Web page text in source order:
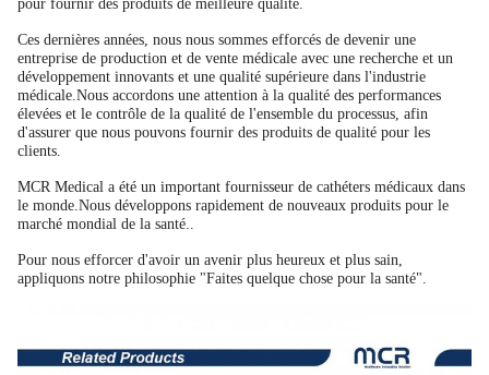
pour fournir des produits de meilleure qualité.
Ces dernières années, nous nous sommes efforcés de devenir une
entreprise de production et de vente médicale avec une recherche et un
développement innovants et une qualité supérieure dans l'industrie
médicale.Nous accordons une attention à la qualité des performances
élevées et le contrôle de la qualité de l'ensemble du processus, afin
d'assurer que nous pouvons fournir des produits de qualité pour les
clients.
MCR Medical a été un important fournisseur de cathéters médicaux dans
le monde.Nous développons rapidement de nouveaux produits pour le
marché mondial de la santé..
Pour nous efforcer d'avoir un avenir plus heureux et plus sain,
appliquons notre philosophie "Faites quelque chose pour la santé".